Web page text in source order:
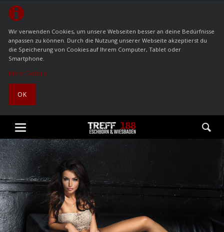
Wir verwenden Cookies, um unsere Webseiten besser an deine Bedürfnisse
anpassen zu können. Durch die Nutzung unserer Webseite akzeptierst du
die Speicherung von Cookies auf Ihrem Computer, Tablet oder
Smartphone.
Mehr Details
OK